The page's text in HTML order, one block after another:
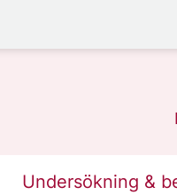
Undersökning &